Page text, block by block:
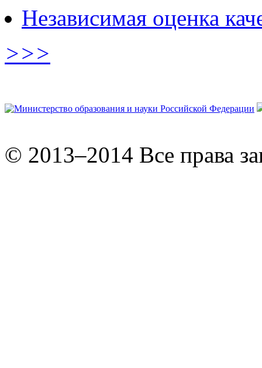
Независимая оценка
>>>
© 2013–2014 Все права